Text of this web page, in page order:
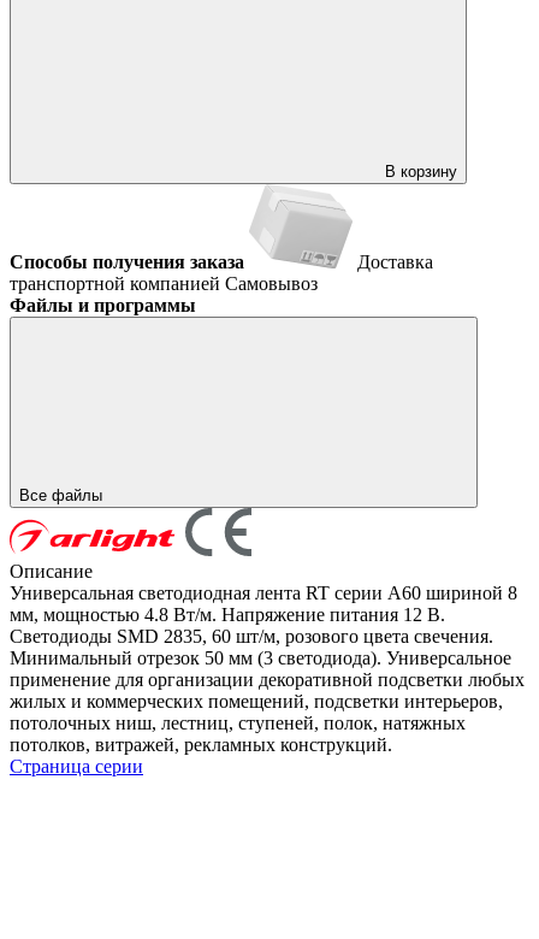
В корзину
Способы получения заказа
Доставка
транспортной компанией Самовывоз
Файлы и программы
Все файлы
Описание
Универсальная светодиодная лента RT серии A60 шириной 8
мм, мощностью 4.8 Вт/м. Напряжение питания 12 В.
Светодиоды SMD 2835, 60 шт/м, розового цвета свечения.
Минимальный отрезок 50 мм (3 светодиода). Универсальное
применение для организации декоративной подсветки любых
жилых и коммерческих помещений, подсветки интерьеров,
потолочных ниш, лестниц, ступеней, полок, натяжных
потолков, витражей, рекламных конструкций.
Страница серии